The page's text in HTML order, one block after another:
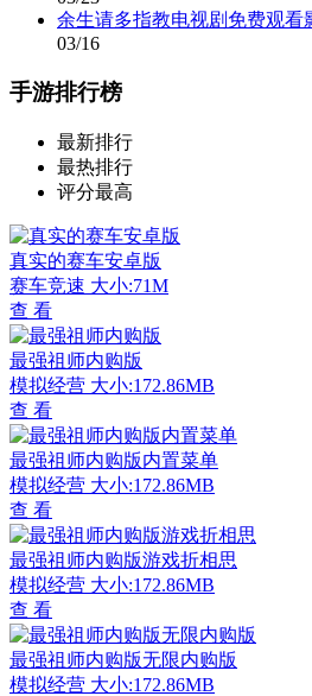
余生请多指教电视剧免费观看
03/16
手游排行榜
最新排行
最热排行
评分最高
真实的赛车安卓版
赛车竞速 大小:71M
查 看
最强祖师内购版
模拟经营 大小:172.86MB
查 看
最强祖师内购版内置菜单
模拟经营 大小:172.86MB
查 看
最强祖师内购版游戏折相思
模拟经营 大小:172.86MB
查 看
最强祖师内购版无限内购版
模拟经营 大小:172.86MB